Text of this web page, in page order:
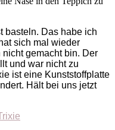
basteln. Das habe ich
sich mal wieder
gemacht bin. Der
und war nicht zu
ist eine Kunststoffplatte
Hält bei uns jetzt